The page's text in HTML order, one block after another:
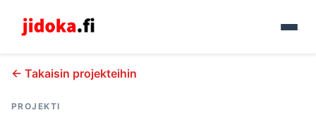
← Takaisin projekteihin
PROJEKTI